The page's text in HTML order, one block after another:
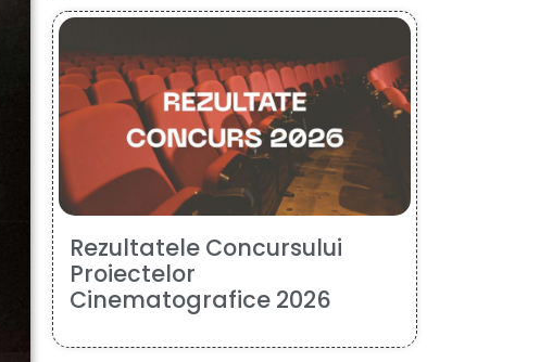
Rezultatele Concursului
Proiectelor
Cinematografice 2026